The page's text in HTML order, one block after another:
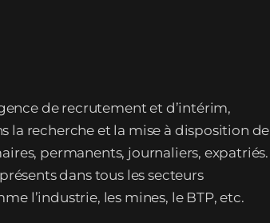
de recrutement et d’intérim,
la recherche et la mise à disposition de
permanents, journaliers, expatriés.
dans tous les secteurs
l’industrie, les mines, le BTP, etc.